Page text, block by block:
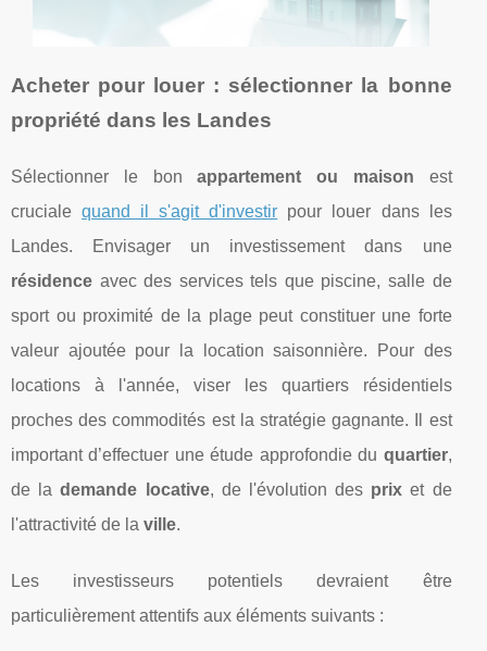
Acheter pour louer : sélectionner la bonne
propriété dans les Landes
Sélectionner le bonappartement ou maison est
crucialequand il s'agit d'investir pour louer dans les
Landes. Envisager un investissement dans une
résidence avec des services tels que piscine, salle de
sport ou proximité de la plage peut constituer une forte
valeur ajoutée pour la location saisonnière. Pour des
locations à l'année, viser les quartiers résidentiels
proches des commodités est la stratégie gagnante. Il est
important d’effectuer une étude approfondie du quartier,
de lademande locative, de l'évolution des prix et de
l'attractivité de la ville.
Les investisseurs potentiels devraient être
particulièrement attentifs aux éléments suivants :